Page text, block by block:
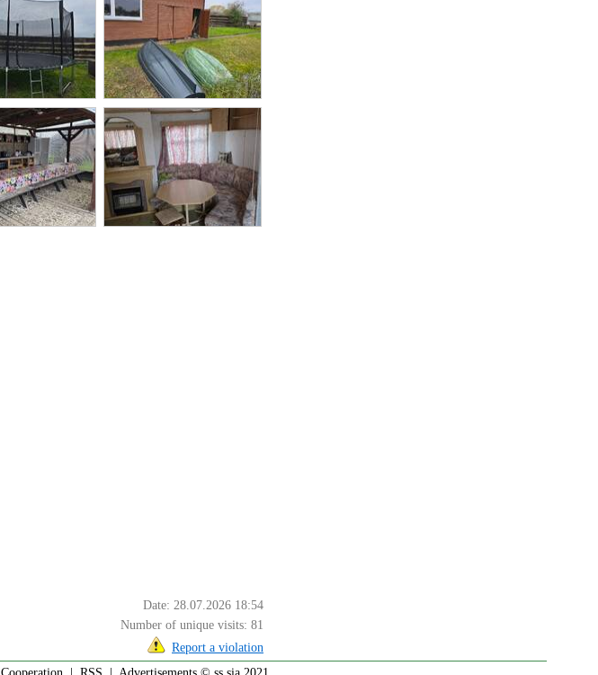
Date: 28.07.2026 18:54
Number of unique visits: 81
Report a violation